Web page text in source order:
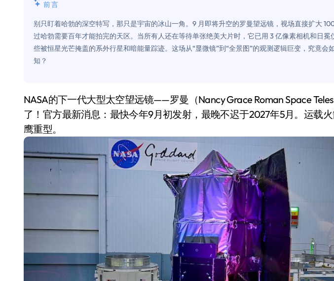
Xbox七月大崩盘：裁员3200、卖工作室、网络瘫了，微软这次真急了
《我的世界》登陆Switch 2：画质大跃进，但鼠标操控才是真·杀手锏
400层堆叠、性能翻倍 三星把最新存储技术给了AI
召回X9、合作大众遇冷、高端梦碎：小鹏的“多事之夏”
比Model 3便宜？不，比Model 3有面儿——试驾雷克萨斯ES 500e
550亿美金！沙特把EA买了，但背了200亿的债
Xbox 25岁生日送壁纸送徽章，就是不送主机，你领不领？
别再用汽车USB给MacBook充电了！老司机教你3招真·快充
花钱买宝马，启动先看蜘蛛侠？”车主怒了：车内不是广告屏！
Windows 11家庭版和专业版，选错真的会后悔吗？
你的U盘格式对了吗？详解exFAT和NTFS的终极对决
维修店最怕的“作死”操作：把手机塞冰箱，你中招了吗？
前言
别只盯着哈勃的深空特写，那只是宇宙的冰山一角。9 月即将升空的罗曼望远镜，视场直接扩大
过哈勃需要百年才能拍完的天区。当所有人还在等待单张绝美大片时，它已用 3 亿像素相机和日冕
些被恒星光芒掩盖的系外行星和暗能量踪迹。这场从“显微镜”到“全景图”的观测逻辑巨变，究竟会
知？
NASA的下一代大型太空望远镜——罗曼（Nancy Grace Roman Space Telescope）——终于要出发
了！官方最新消息：最快今年9月初发射，最晚不迟于2027年5月。运载
鹰重型。